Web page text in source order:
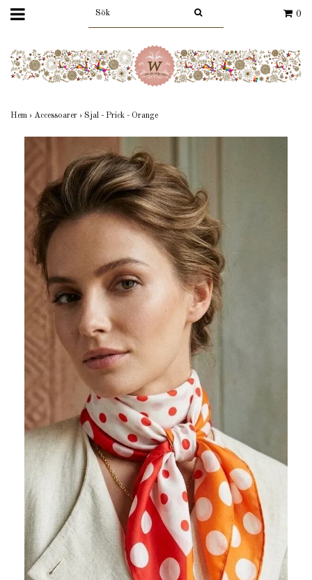
0
Hem › Accessoarer › Sjal - Prick - Orange